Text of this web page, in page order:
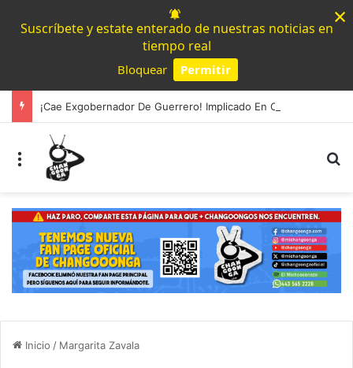
Suscríbete y estate enterado de nuestras noticias en
tiempo real
Bloquear Permitir
×
Menú
Inicio / Margarita Zavala